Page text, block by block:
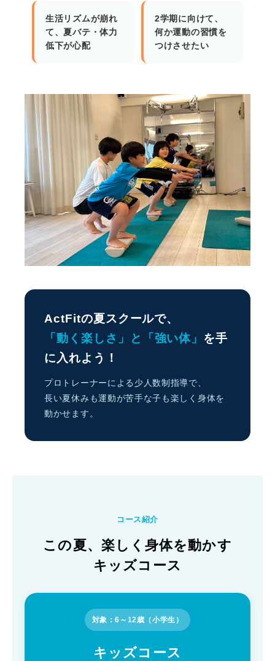
生活リズムが崩れ
て、夏バテ・体力
低下が心配
2学期に向けて、
何か運動の習慣を
つけさせたい
ActFitの夏スクールで、
「動く楽しさ」と「強い体」 を手
に入れよう！
プロトレーナーによる少人数制指導で、
長い夏休みも運動が苦手な子も楽しく身体を
動かせます。
コース紹介
この夏、楽しく身体を動かす
キッズコース
対象：6～12歳（小学生）
キッズコース